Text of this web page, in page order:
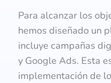
Para alcanzar los
hemos diseñado un
incluye campañas
y Google Ads. Esta
implementación de